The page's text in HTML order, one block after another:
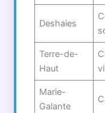
Deshaies
Terre-de-
Haut
Marie-
Galante